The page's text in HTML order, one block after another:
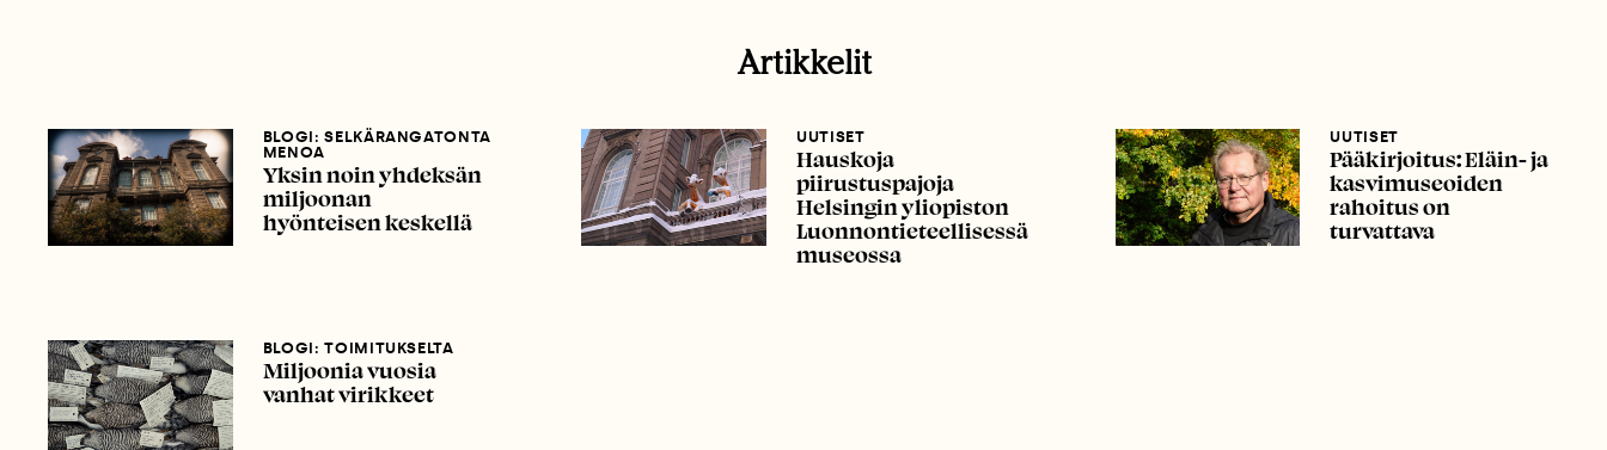
Artikkelit
BLOGI: SELKÄRANGATONTA
MENOA
Yksin noin yhdeksän
miljoonan
hyönteisen keskellä
UUTISET
Hauskoja
piirustuspajoja
Helsingin yliopiston
Luonnontieteellisessä
museossa
UUTISET
Pääkirjoitus: Eläin- ja
kasvimuseoiden
rahoitus on
turvattava
BLOGI: TOIMITUKSELTA
Miljoonia vuosia
vanhat virikkeet